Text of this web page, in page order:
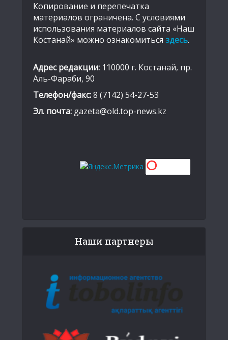
Копирование и перепечатка
материалов ограничена. С условиями
использования материалов сайта «Наш
Костанай» можно ознакомиться здесь.
Адрес редакции: 110000 г. Костанай, пр.
Аль-Фараби, 90
Телефон/факс:8 (7142) 54-27-53
Эл. почта: gazeta@old.top-news.kz
Наши партнеры